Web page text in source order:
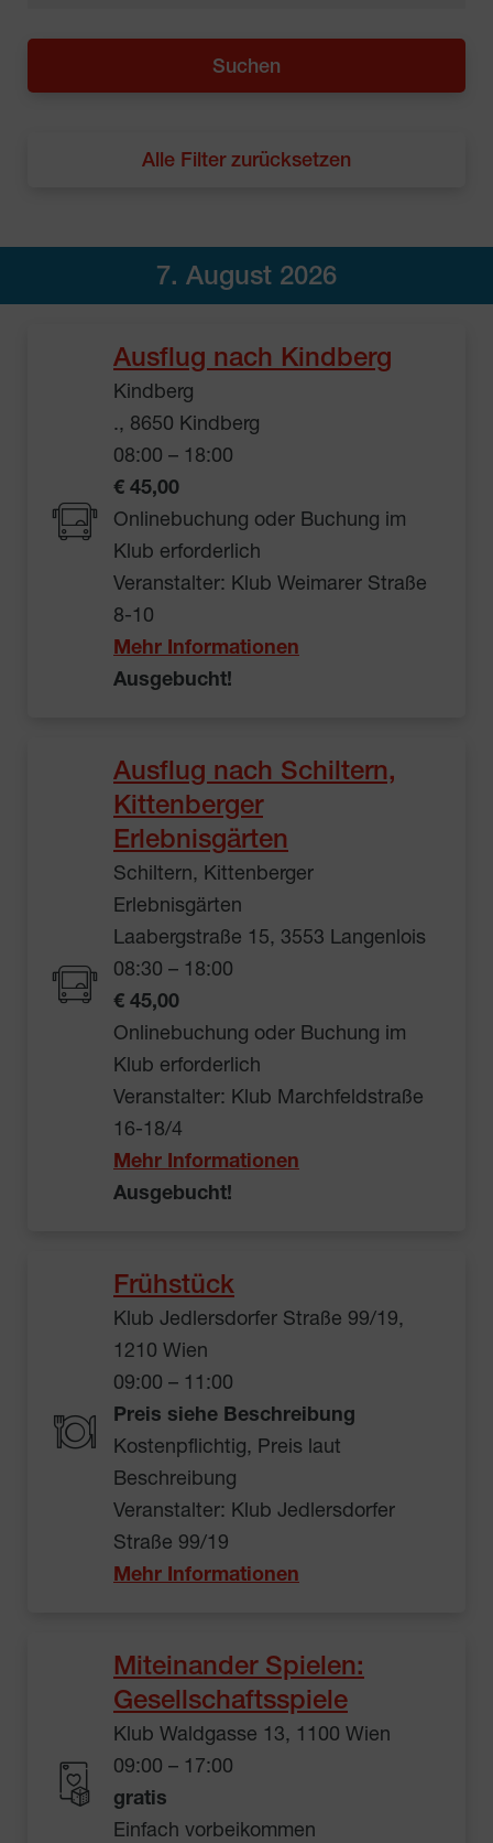
Alle Filter zurücksetzen
7. August 2026
Ausflug nach Kindberg
Kindberg
., 8650 Kindberg
08:00 – 18:00
€ 45,00
Onlinebuchung oder Buchung im
Klub erforderlich
Veranstalter: Klub Weimarer Straße
8-10
Mehr Informationen
Ausgebucht!
Ausflug nach Schiltern,
Kittenberger
Erlebnisgärten
Schiltern, Kittenberger
Erlebnisgärten
Laabergstraße 15, 3553 Langenlois
08:30 – 18:00
€ 45,00
Onlinebuchung oder Buchung im
Klub erforderlich
Veranstalter: Klub Marchfeldstraße
16-18/4
Mehr Informationen
Ausgebucht!
Frühstück
Klub Jedlersdorfer Straße 99/19,
1210 Wien
09:00 – 11:00
Preis siehe Beschreibung
Kostenpflichtig, Preis laut
Beschreibung
Veranstalter: Klub Jedlersdorfer
Straße 99/19
Mehr Informationen
Miteinander Spielen:
Gesellschaftsspiele
Klub Waldgasse 13, 1100 Wien
09:00 – 17:00
gratis
Einfach vorbeikommen